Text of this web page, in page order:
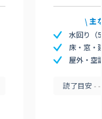
主
水回り（
床・窓・
屋外・空
読了目安